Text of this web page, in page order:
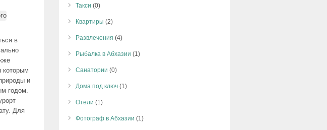
в
которым
и
годом.
Для
Такси (0)
Квартиры (2)
Развлечения (4)
Рыбалка в Абхазии (1)
Санатории (0)
Дома под ключ (1)
Отели (1)
Фотограф в Абхазии (1)